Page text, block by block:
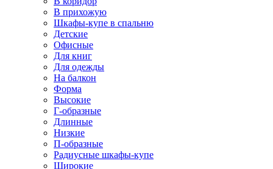
В прихожую
Шкафы-купе в спальню
Детские
Офисные
Для книг
Для одежды
На балкон
Форма
Высокие
Г-образные
Длинные
Низкие
П-образные
Радиусные шкафы-купе
Широкие